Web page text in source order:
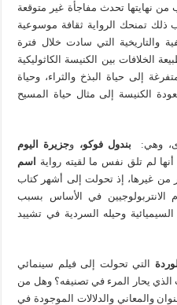
من نهايتها تحدث مفاجأة غير متوقعة
ذلك تمنحك الرواية ثقافة موسوعية
والتاريخية التي سادت خلال فترة
الخلافات بين الكنيسة الكاثوليكية
إلى حياة البذخ والثراء، وحياة
الكنيسة إلى مثال حياة المسيح
وهي: بندول فوكو، وجزيرة اليوم
أنها لم تلق نفس ما لقيته رواية
اسم
من غيرها، إذ تحولت إلى أشهر كتاب
الانتربولوجيين في الأساس بسبب
وحيله السردية في تشييد
التي تحولت إلى فيلم سينمائي
يحار المرء في تصنيفه؟ وهل من
والمعاني والدلالات الموجودة في